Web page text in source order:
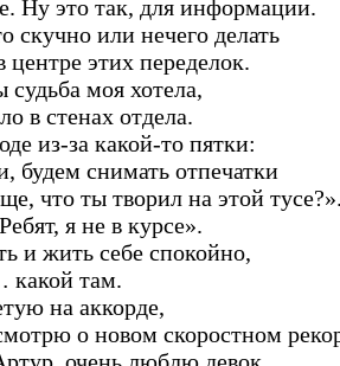
Ну это так, для информации.
скучно или нечего делать
этих переделок.
моя хотела,
в стенах отдела.
из-за какой-то пятки:
будем снимать отпечатки
что ты творил на этой
я не в курсе».
и жить себе спокойно,
какой там.
на аккорде,
о новом скоростном